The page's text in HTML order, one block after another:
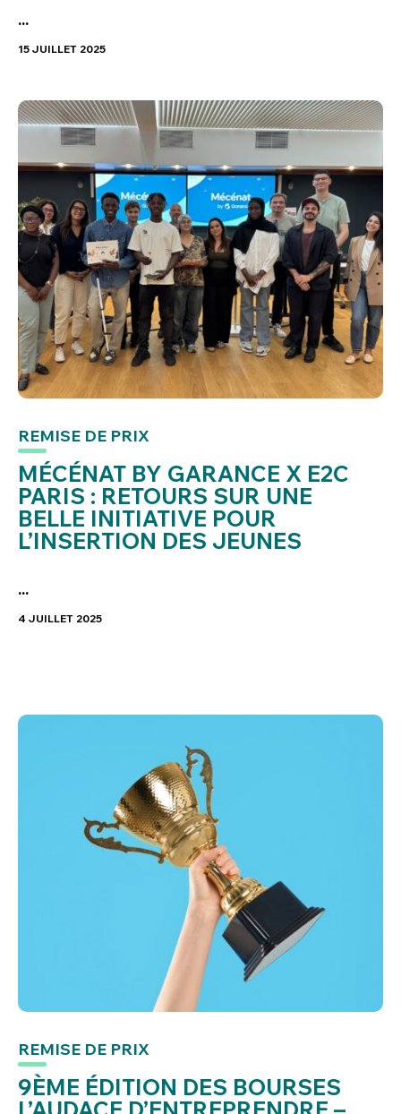
...
15 JUILLET 2025
REMISE DE PRIX
MÉCÉNAT BY GARANCE X E2C
PARIS : RETOURS SUR UNE
BELLE INITIATIVE POUR
L’INSERTION DES JEUNES
...
4 JUILLET 2025
REMISE DE PRIX
9ÈME ÉDITION DES BOURSES